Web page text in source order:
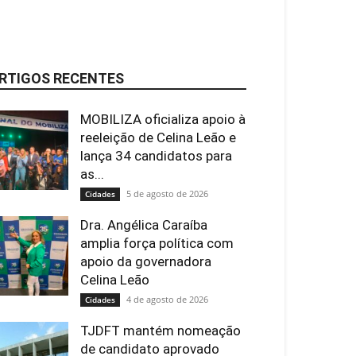
RECENTES
MOBILIZA oficializa apoio à
reeleição de Celina Leão e
lança 34 candidatos para
as...
Cidades 5 de agosto de 2026
Dra. Angélica Caraíba
amplia força política com
apoio da governadora
Celina Leão
Cidades 4 de agosto de 2026
TJDFT mantém nomeação
de candidato aprovado